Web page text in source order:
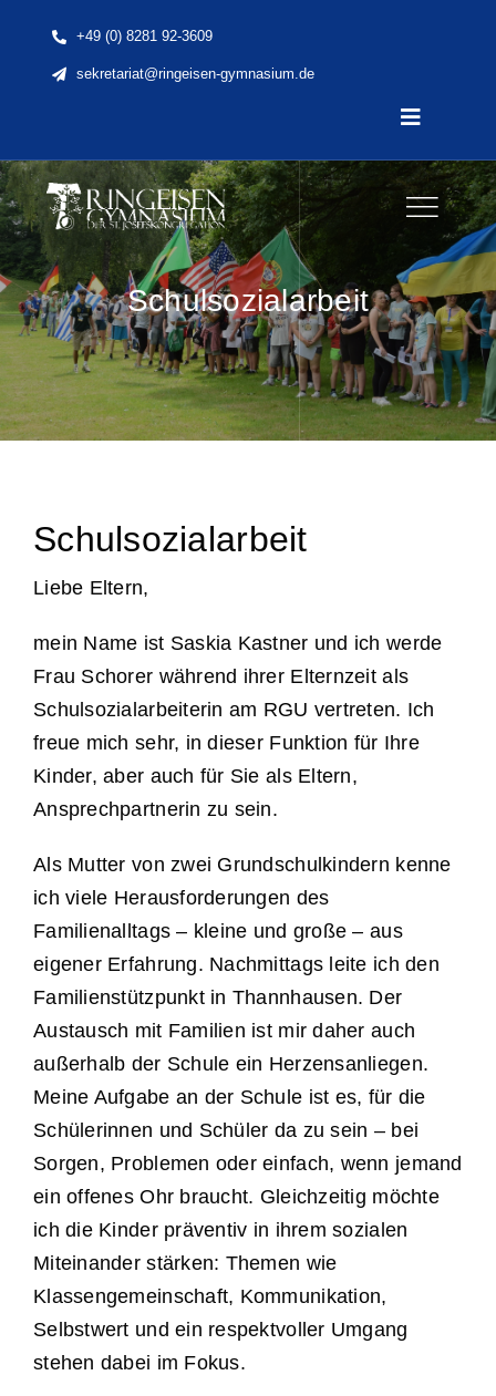
content
+49 (0) 8281 92-3609
sekretariat@ringeisen-gymnasium.de
Toggle
Home
News
Unsere Schule
Schule & Unterricht
Unterstützung
Termine
Schulsozialarbeit
Schulsozialarbeit
Liebe Eltern,
mein Name ist Saskia Kastner und ich werde
Frau Schorer während ihrer Elternzeit als
Schulsozialarbeiterin am RGU vertreten. Ich
freue mich sehr, in dieser Funktion für Ihre
Kinder, aber auch für Sie als Eltern,
Ansprechpartnerin zu sein.
Als Mutter von zwei Grundschulkindern kenne
ich viele Herausforderungen des
Familienalltags – kleine und große – aus
eigener Erfahrung. Nachmittags leite ich den
Familienstützpunkt in Thannhausen. Der
Austausch mit Familien ist mir daher auch
außerhalb der Schule ein Herzensanliegen.
Meine Aufgabe an der Schule ist es, für die
Schülerinnen und Schüler da zu sein – bei
Sorgen, Problemen oder einfach, wenn jemand
ein offenes Ohr braucht. Gleichzeitig möchte
ich die Kinder präventiv in ihrem sozialen
Miteinander stärken: Themen wie
Klassengemeinschaft, Kommunikation,
Selbstwert und ein respektvoller Umgang
stehen dabei im Fokus.